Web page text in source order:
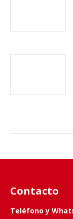
Contacto
Teléfono y